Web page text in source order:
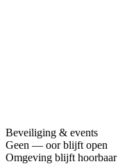
Beveiliging & events
Geen — oor blijft open
Omgeving blijft hoorbaar